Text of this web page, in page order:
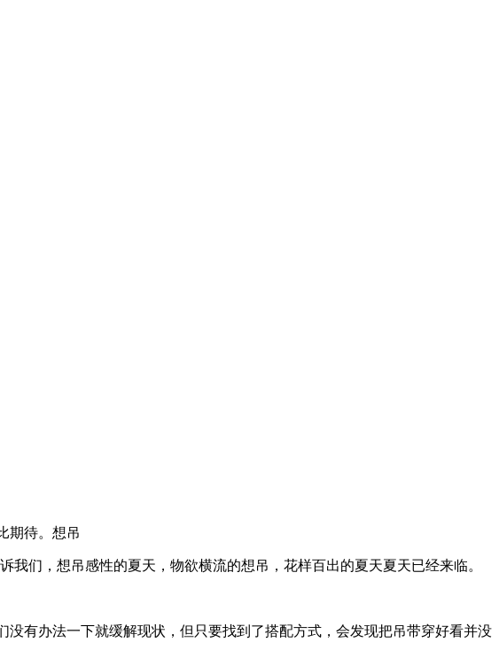
期待。想吊
，想吊感性的夏天，物欲横流的想吊，花样百出的夏天夏天已经来临。
有办法一下就缓解现状，但只要找到了搭配方式，会发现把吊带穿好看并没